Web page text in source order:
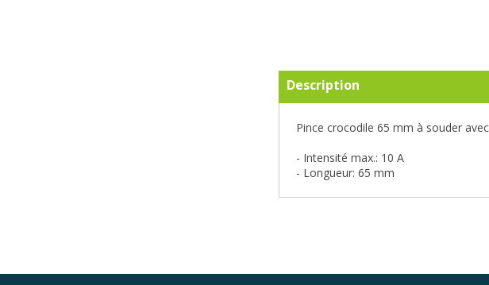
Description
Pince crocodile 65 mm à souder
- Intensité max.: 10 A
- Longueur: 65 mm